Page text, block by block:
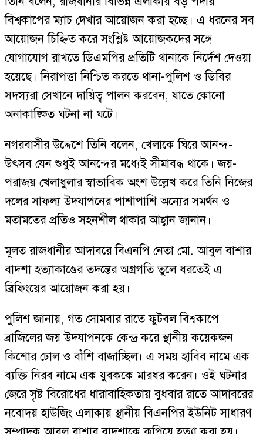
বিশ্বকাপের ম্যাচ দেখার আয়োজন করা হচ্ছে। এ ধরনের সব
আয়োজন চিহ্নিত করে সংশ্লিষ্ট আয়োজকদের সঙ্গে
যোগাযোগ রাখতে ডিএমপির প্রতিটি থানাকে নির্দেশ দেওয়া
হয়েছে। নিরাপত্তা নিশ্চিত করতে থানা-পুলিশ ও ডিবির
সদস্যরা সেখানে দায়িত্ব পালন করবেন, যাতে কোনো
অনাকাঙ্ক্ষিত ঘটনা না ঘটে।
নগরবাসীর উদ্দেশে তিনি বলেন, খেলাকে ঘিরে আনন্দ-
উৎসব যেন শুধুই আনন্দের মধ্যেই সীমাবদ্ধ থাকে। জয়-
পরাজয় খেলাধুলার স্বাভাবিক অংশ উল্লেখ করে তিনি নিজের
দলের সাফল্য উদযাপনের পাশাপাশি অন্যের সমর্থন ও
মতামতের প্রতিও সহনশীল থাকার আহ্বান জানান।
মূলত রাজধানীর আদাবরে বিএনপি নেতা মো. আবুল বাশার
বাদশা হত্যাকাণ্ডের তদন্তের অগ্রগতি তুলে ধরতেই এ
ব্রিফিংয়ের আয়োজন করা হয়।
পুলিশ জানায়, গত সোমবার রাতে ফুটবল বিশ্বকাপে
ব্রাজিলের জয় উদযাপনকে কেন্দ্র করে স্থানীয় কয়েকজন
কিশোর ঢোল ও বাঁশি বাজাচ্ছিল। এ সময় হাবিব নামে এক
ব্যক্তি নিরব নামে এক যুবককে মারধর করেন। ওই ঘটনার
জেরে সৃষ্ট বিরোধের ধারাবাহিকতায় বুধবার রাতে আদাবরের
নবোদয় হাউজিং এলাকায় স্থানীয় বিএনপির ইউনিট সাধারণ